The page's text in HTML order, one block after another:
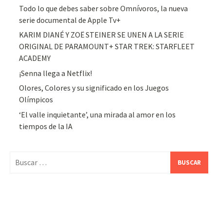
Todo lo que debes saber sobre Omnívoros, la nueva
serie documental de Apple Tv+
KARIM DIANÉ Y ZOË STEINER SE UNEN A LA SERIE
ORIGINAL DE PARAMOUNT+ STAR TREK: STARFLEET
ACADEMY
¡Senna llega a Netflix!
Olores, Colores y su significado en los Juegos
Olímpicos
‘El valle inquietante’, una mirada al amor en los
tiempos de la IA